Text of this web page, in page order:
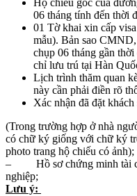
Hộ chiếu gốc của
06 tháng tính đến thời
01 Tờ khai xin cấp
mẫu). Bản sao
chụp 06 tháng gần
chỉ lưu trú tại Hàn
Lịch trình thăm quan
này cần phải điền rõ
Xác nhận đã đặt
(Trong trường hợp ở nhà
có chữ ký giống với chữ ký
photo trang hộ chiếu có ảnh);
– Hồ sơ chứng minh tài
nghiệp;
Lưu ý: